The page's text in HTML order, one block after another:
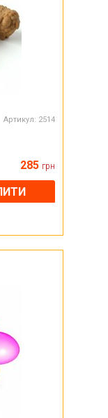
Артикул: 2514
285 грн